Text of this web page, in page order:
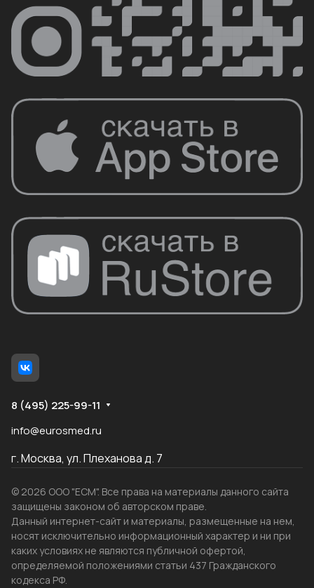
8 (495) 225-99-11
info@eurosmed.ru
г. Москва, ул. Плеханова д. 7
© 2026 ООО "ЕСМ". Все права на материалы данного сайта
защищены законом об авторском праве.
Данный интернет-сайт и материалы, размещенные на нем,
носят исключительно информационный характер и ни при
каких условиях не являются публичной офертой,
определяемой положениями статьи 437 Гражданского
кодекса РФ.